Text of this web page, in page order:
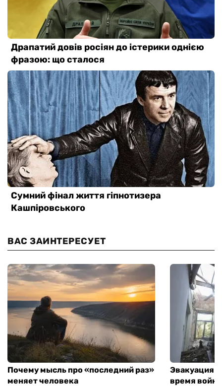
ВАС ЗАИНТЕРЕСУЕТ
Почему мысль про «последний раз»
меняет человека
Эвакуация
время